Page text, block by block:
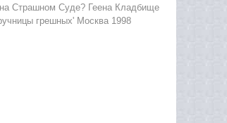
Страшном Суде? Геена Кладбище
грешных' Москва 1998